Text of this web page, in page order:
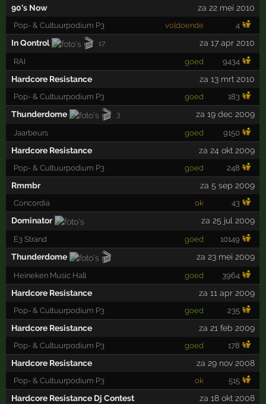
90's Now za 22 mei 2010
Pop- & Cultuurpodium P3 voldoende 4
In Qontrol 🎬 17 za 17 apr 2010
RAI goed 9434
Hardcore Resistance za 13 mrt 2010
Pop- & Cultuurpodium P3 goed 183
Thunderdome 🎬 3 za 19 dec 2009
Jaarbeurs goed 9150
Hardcore Resistance za 24 okt 2009
Pop- & Cultuurpodium P3 goed 248
Rmmbr za 5 sep 2009
Concordia ok 43
Dominator za 25 jul 2009
E3 Strand goed 10149
Thunderdome 🎬 za 23 mei 2009
Heineken Music Hall goed 3964
Hardcore Resistance za 11 apr 2009
Pop- & Cultuurpodium P3 goed 235
Hardcore Resistance za 21 feb 2009
Pop- & Cultuurpodium P3 goed 178
Hardcore Resistance za 29 nov 2008
Pop- & Cultuurpodium P3 ok 515
Hardcore Resistance Dj Contest za 18 okt 2008